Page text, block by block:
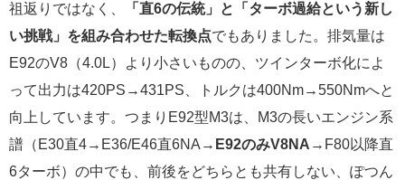
祖返りではなく、
「直6の伝統」と「ターボ過給という新し
い挑戦」を組み合わせた転換点でもありました。排気量は
E92のV8（4.0L）より小さいものの、ツインターボ化によ
って出力は420PS→431PS、トルクは400Nm→550Nmへと
向上しています。つまりE92型M3は、M3の長いエンジン系
譜（E30直4→E36/E46直6NA→ E92のみV8NA →F80以降直
6ターボ）の中でも、前後をどちらとも共有しない、ぽつん